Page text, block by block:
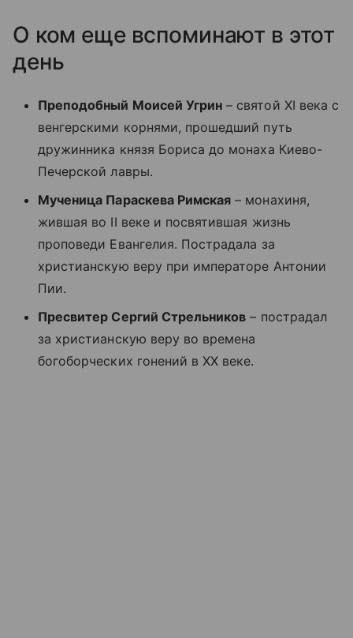
О ком еще вспоминают в этот
день
Преподобный Моисей Угрин – святой XI века с
венгерскими корнями, прошедший путь
дружинника князя Бориса до монаха Киево-
Печерской лавры.
Мученица Параскева Римская – монахиня,
жившая во II веке и посвятившая жизнь
проповеди Евангелия. Пострадала за
христианскую веру при императоре Антонии
Пии.
Пресвитер Сергий Стрельников – пострадал
за христианскую веру во времена
богоборческих гонений в XX веке.